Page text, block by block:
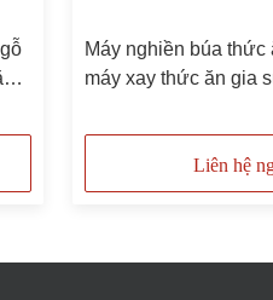
Máy nghiền búa thức
máy xay thức ăn gia
Liên hệ